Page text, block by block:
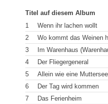
Titel auf diesem Album
1
Wenn ihr lachen wollt
2
Wo kommt das Weinen
3
Im Warenhaus
4
Der Fliegergeneral
5
Allein wie eine
6
Der Tag wird kommen
7
Das Ferienheim